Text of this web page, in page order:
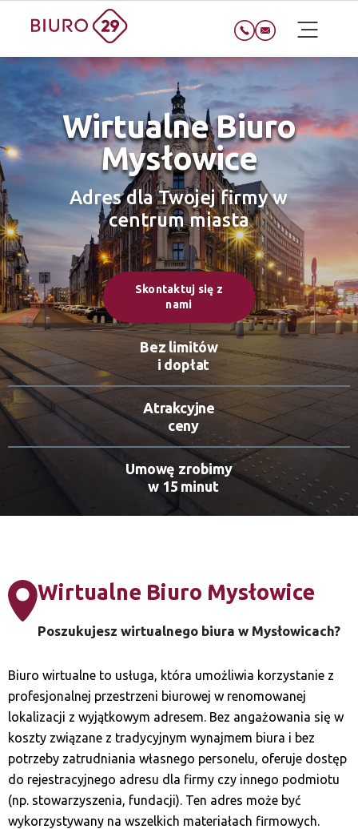
Wirtualne Biuro
Mysłowice
Adres dla Twojej firmy w
centrum miasta
Bez limitów
i dopłat
Atrakcyjne
ceny
Umowę zrobimy
w 15 minut
Skontaktuj się z
nami
Wirtualne Biuro Mysłowice
Poszukujesz wirtualnego biura w Mysłowicach?
Biuro wirtualne to usługa, która umożliwia korzystanie z
profesjonalnej przestrzeni biurowej w renomowanej
lokalizacji z wyjątkowym adresem. Bez angażowania się w
koszty związane z tradycyjnym wynajmem biura i bez
potrzeby zatrudniania własnego personelu, oferuje dostęp
do rejestracyjnego adresu dla firmy czy innego podmiotu
(np. stowarzyszenia, fundacji). Ten adres może być
wykorzystywany na wszelkich materiałach firmowych.